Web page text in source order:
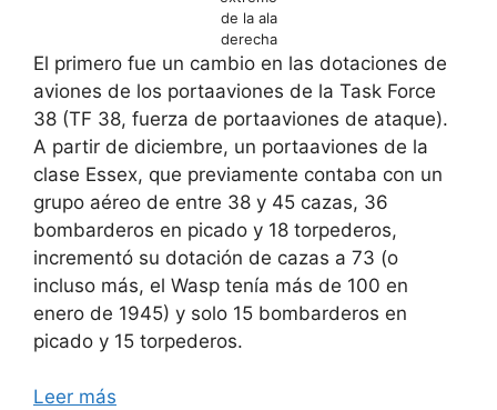
de la ala
derecha
El primero fue un cambio en las dotaciones de
aviones de los portaaviones de la Task Force
38 (TF 38, fuerza de portaaviones de ataque).
A partir de diciembre, un portaaviones de la
clase Essex, que previamente contaba con un
grupo aéreo de entre 38 y 45 cazas, 36
bombarderos en picado y 18 torpederos,
incrementó su dotación de cazas a 73 (o
incluso más, el Wasp tenía más de 100 en
enero de 1945) y solo 15 bombarderos en
picado y 15 torpederos.
Leer más